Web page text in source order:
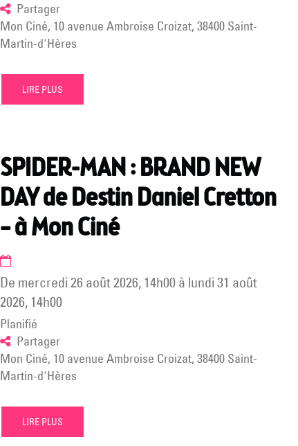
Partager
Mon Ciné, 10 avenue Ambroise Croizat, 38400 Saint-
Martin-d'Hères
LIRE PLUS
SPIDER-MAN : BRAND NEW
DAY de Destin Daniel Cretton
– à Mon Ciné
de mercredi 26 août 2026, 14h00 à lundi 31 août
2026, 14h00
Planifié
Partager
Mon Ciné, 10 avenue Ambroise Croizat, 38400 Saint-
Martin-d'Hères
LIRE PLUS